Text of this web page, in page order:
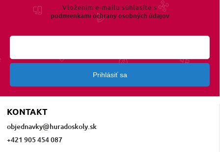
KONTAKT
objednavky@huradoskoly.sk
+421 905 454 087
Vložením e-mailu súhlasíte s
podmienkami ochrany osobných údajov
Prihlásiť sa